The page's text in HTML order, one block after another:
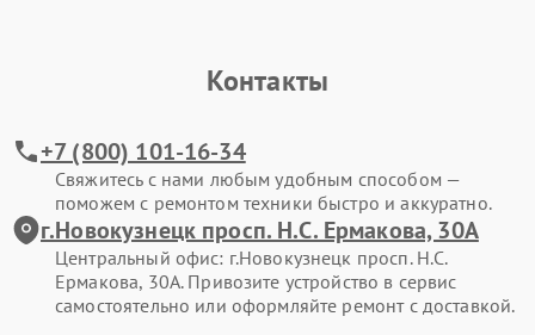
Контакты
+7 (800) 101-16-34
Свяжитесь с нами любым удобным способом —
поможем с ремонтом техники быстро и аккуратно.
г.Новокузнецк просп. Н.С. Ермакова, 30А
Центральный офис: г.Новокузнецк просп. Н.С.
Ермакова, 30А. Привозите устройство в сервис
самостоятельно или оформляйте ремонт с доставкой.